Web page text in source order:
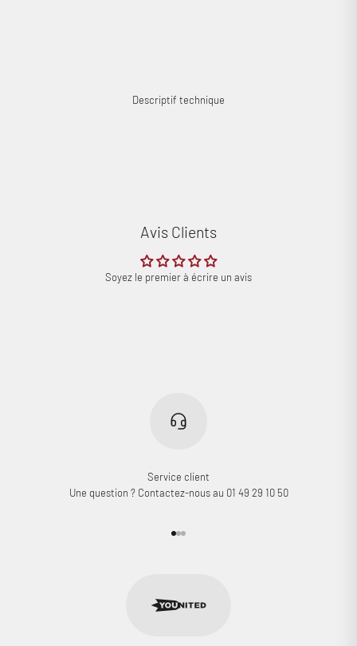
Descriptif technique
Avis Clients
Soyez le premier à écrire un avis
Service client
Une question ? Contactez-nous au 01 49 29 10 50
Aller à l'élément 1
Aller à l'élément 2
Aller à l'élément 3
Connexion requise
votre liste de souhaits et afficher vos articles précédemment